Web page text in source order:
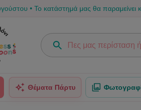
κατάστημά μας θα παραμείνει κλειστό.
Θέματα Πάρτυ